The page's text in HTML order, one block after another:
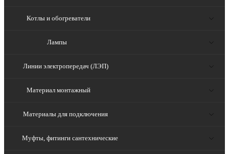
Котлы и обогреватели
Лампы
Линии электропередач (ЛЭП)
Материал монтажный
Материалы для подключения
Муфты, фитинги сантехнические